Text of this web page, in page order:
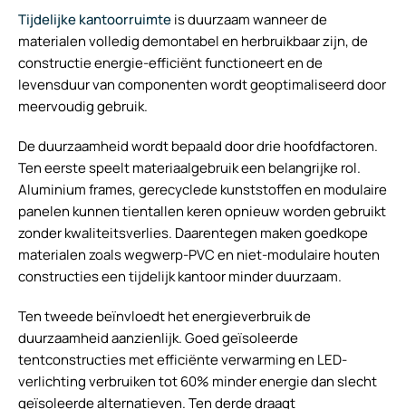
Tijdelijke kantoorruimteis duurzaam wanneer de
materialen volledig demontabel en herbruikbaar zijn, de
constructie energie-efficiënt functioneert en de
levensduur van componenten wordt geoptimaliseerd door
meervoudig gebruik.
De duurzaamheid wordt bepaald door drie hoofdfactoren.
Ten eerste speelt materiaalgebruik een belangrijke rol.
Aluminium frames, gerecyclede kunststoffen en modulaire
panelen kunnen tientallen keren opnieuw worden gebruikt
zonder kwaliteitsverlies. Daarentegen maken goedkope
materialen zoals wegwerp-PVC en niet-modulaire houten
constructies een tijdelijk kantoor minder duurzaam.
Ten tweede beïnvloedt het energieverbruik de
duurzaamheid aanzienlijk. Goed geïsoleerde
tentconstructies met efficiënte verwarming en LED-
verlichting verbruiken tot 60% minder energie dan slecht
geïsoleerde alternatieven. Ten derde draagt